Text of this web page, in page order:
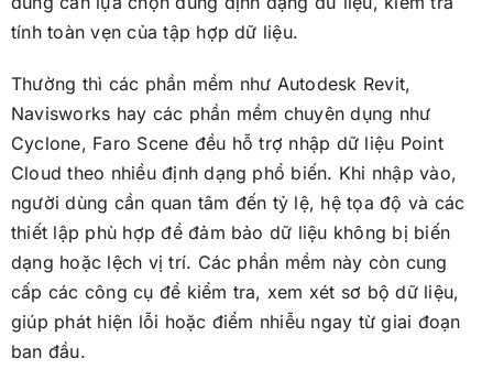
tính toàn vẹn của tập hợp dữ liệu.
Thường thì các phần mềm như Autodesk Revit,
Navisworks hay các phần mềm chuyên dụng như
Cyclone, Faro Scene đều hỗ trợ nhập dữ liệu Point
Cloud theo nhiều định dạng phổ biến. Khi nhập vào,
người dùng cần quan tâm đến tỷ lệ, hệ tọa độ và các
thiết lập phù hợp để đảm bảo dữ liệu không bị biến
dạng hoặc lệch vị trí. Các phần mềm này còn cung
cấp các công cụ để kiểm tra, xem xét sơ bộ dữ liệu,
giúp phát hiện lỗi hoặc điểm nhiễu ngay từ giai đoạn
ban đầu.